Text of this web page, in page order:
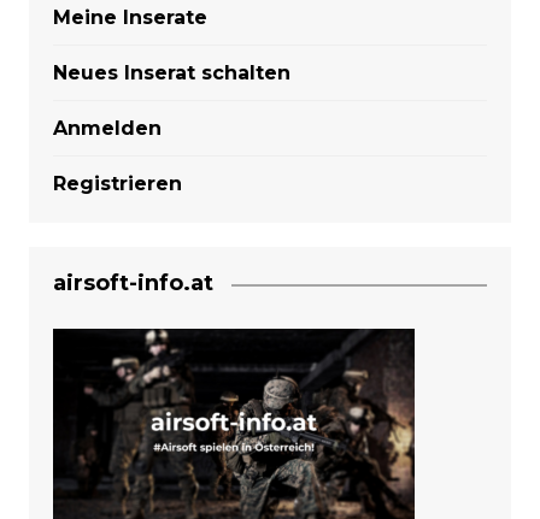
Meine Inserate
Neues Inserat schalten
Anmelden
Registrieren
airsoft-info.at